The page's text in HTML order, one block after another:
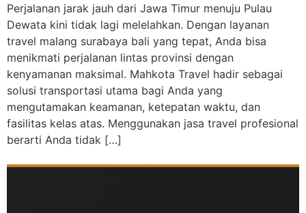
Perjalanan jarak jauh dari Jawa Timur menuju Pulau
Dewata kini tidak lagi melelahkan. Dengan layanan
travel malang surabaya bali yang tepat, Anda bisa
menikmati perjalanan lintas provinsi dengan
kenyamanan maksimal. Mahkota Travel hadir sebagai
solusi transportasi utama bagi Anda yang
mengutamakan keamanan, ketepatan waktu, dan
fasilitas kelas atas. Menggunakan jasa travel profesional
berarti Anda tidak […]